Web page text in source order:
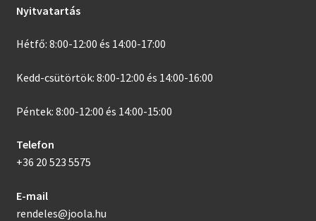
Nyitvatartás
Hétfő: 8:00-12:00 és 14:00-17:00
Kedd-csütörtök: 8:00-12:00 és 14:00-16:00
Péntek: 8:00-12:00 és 14:00-15:00
Telefon
+36 20 523 5575
E-mail
rendeles@joola.hu